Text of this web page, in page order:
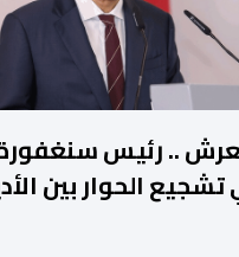
.. رئيس
الحوار بين